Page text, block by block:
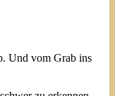
Und vom Grab ins